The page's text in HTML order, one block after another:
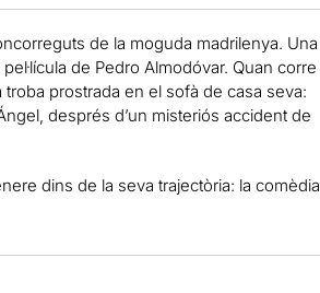
de la moguda madrilenya. Una
de Pedro Almodóvar. Quan corre
prostrada en el sofà de casa seva:
després d’un misteriós accident de
dins de la seva trajectòria: la comèdia